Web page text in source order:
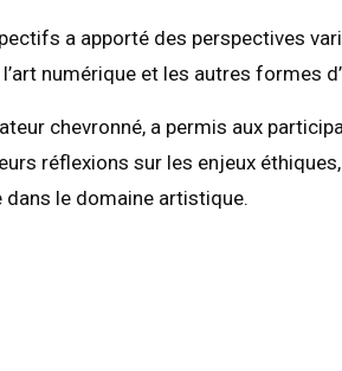
a apporté des perspectives
numérique et les autres formes
chevronné, a permis aux
réflexions sur les enjeux éthiques,
le domaine artistique.